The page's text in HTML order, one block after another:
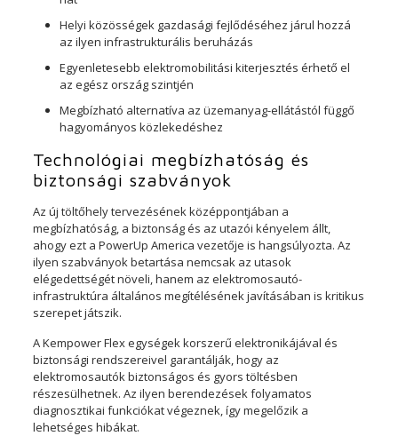
Helyi közösségek gazdasági fejlődéséhez járul hozzá
az ilyen infrastrukturális beruházás
Egyenletesebb elektromobilitási kiterjesztés érhető el
az egész ország szintjén
Megbízható alternatíva az üzemanyag-ellátástól függő
hagyományos közlekedéshez
Technológiai megbízhatóság és
biztonsági szabványok
Az új töltőhely tervezésének középpontjában a
megbízhatóság, a biztonság és az utazói kényelem állt,
ahogy ezt a PowerUp America vezetője is hangsúlyozta. Az
ilyen szabványok betartása nemcsak az utasok
elégedettségét növeli, hanem az elektromosautó-
infrastruktúra általános megítélésének javításában is kritikus
szerepet játszik.
A Kempower Flex egységek korszerű elektronikájával és
biztonsági rendszereivel garantálják, hogy az
elektromosautók biztonságos és gyors töltésben
részesülhetnek. Az ilyen berendezések folyamatos
diagnosztikai funkciókat végeznek, így megelőzik a
lehetséges hibákat.